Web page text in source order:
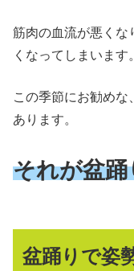
筋肉の血流が悪くな
くなってしまいます。
この季節にお勧め
あります。
それが盆
盆踊りで姿